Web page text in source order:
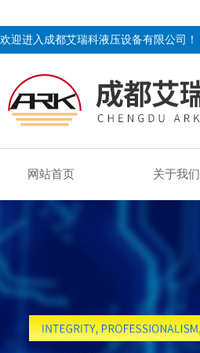
欢迎进入成都艾瑞科液压设备有限公司！
网站首页 关于我们